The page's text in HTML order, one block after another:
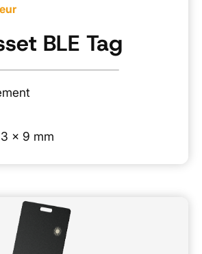
BLE Tag
x 9 mm